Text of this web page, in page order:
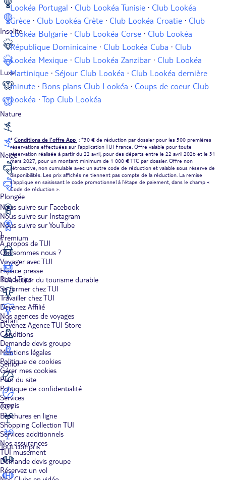
Insolite
Luxe
Nature
Neige
Plongée
Premium
Road Trips
Safari
Sénior
Tennis
Tout compris
Lookéa Portugal · Club Lookéa Tunisie · Club Lookéa
Grèce · Club Lookéa Crète · Club Lookéa Croatie · Club
Lookéa Bulgarie · Club Lookéa Corse · Club Lookéa
République Dominicaine · Club Lookéa Cuba · Club
Lookéa Mexique · Club Lookéa Zanzibar · Club Lookéa
Martinique · Séjour Club Lookéa · Club Lookéa dernière
minute · Bons plans Club Lookéa · Coups de coeur Club
Lookéa · Top Club Lookéa
* Conditions de l'offre App : *30 € de réduction par dossier pour les 500 premières
réservations effectuées sur l'application TUI France. Offre valable pour toute
réservation réalisée à partir du 22 avril, pour des départs entre le 22 avril 2026 et le 31
mars 2027, pour un montant minimum de 1 000 € TTC par dossier. Offre non
rétroactive, non cumulable avec un autre code de réduction et valable sous réserve de
disponibilités. Les prix affichés ne tiennent pas compte de la réduction. La remise
s'applique en saisissant le code promotionnel à l'étape de paiement, dans le champ «
Code de réduction ».
Nous suivre sur Facebook
Nous suivre sur Instagram
Nous suivre sur YouTube
}
À propos de TUI
Qui sommes nous ?
Voyager avec TUI
Espace presse
TUI, acteur du tourisme durable
Se former chez TUI
Travailler chez TUI
Devenez Affilié
Nos agences de voyages
Devenez Agence TUI Store
Conditions
Demande devis groupe
Mentions légales
Politique de cookies
Gérer mes cookies
Plan du site
Politique de confidentialité
Services
CGV
Brochures en ligne
Shopping Collection TUI
Services additionnels
Nos assurances
TUI musement
Demande devis groupe
Réservez un vol